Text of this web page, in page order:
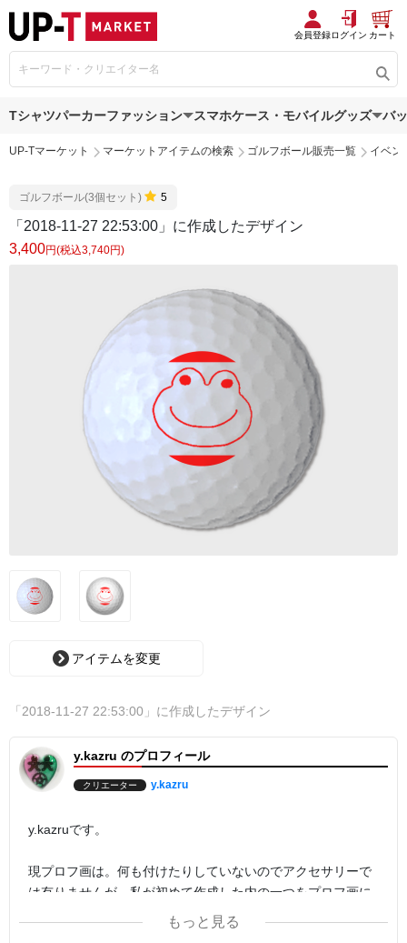
会員登録ログイン カート
Tシャツパーカーファッション スマホケース・モバイルグッズ バ
UP-Tマーケット マーケットアイテムの検索 ゴルフボール販売一覧 イベン
ゴルフボール(3個セット) 5
「2018-11-27 22:53:00」に作成したデザイン
3,400円(税込3,740円)
アイテムを変更
「2018-11-27 22:53:00」に作成したデザイン
y.kazru のプロフィール
クリエーター y.kazru
y.kazruです。
現プロフ画は。何も付けたりしていないのでアクセサリーで
は有りませんが。私が初めて作成した内の一つをプロフ画に
もっと見る